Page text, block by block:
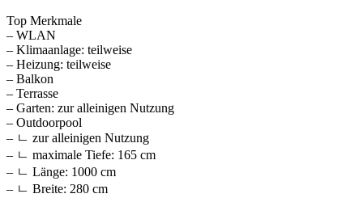
Top Merkmale
– WLAN
– Klimaanlage: teilweise
– Heizung: teilweise
– Balkon
– Terrasse
– Garten: zur alleinigen Nutzung
– Outdoorpool
– ㄴ zur alleinigen Nutzung
– ㄴ maximale Tiefe: 165 cm
– ㄴ Länge: 1000 cm
– ㄴ Breite: 280 cm